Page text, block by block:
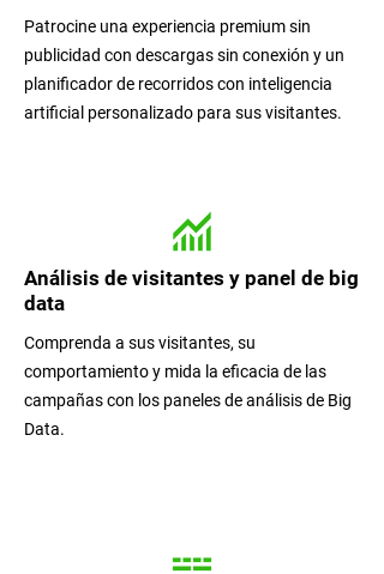
Patrocine una experiencia premium sin
publicidad con descargas sin conexión y un
planificador de recorridos con inteligencia
artificial personalizado para sus visitantes.
Análisis de visitantes y panel de big
data
Comprenda a sus visitantes, su
comportamiento y mida la eficacia de las
campañas con los paneles de análisis de Big
Data.